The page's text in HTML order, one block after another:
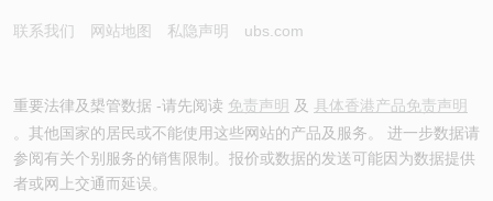
联系我们 网站地图 私隐声明 ubs.com
重要法律及槼管数据 -请先阅读 免责声明 及 具体香港产品免责声明
。其他国家的居民或不能使用这些网站的产品及服务。 进一步数据请
参阅有关个别服务的销售限制。报价或数据的发送可能因为数据提供
者或网上交通而延误。